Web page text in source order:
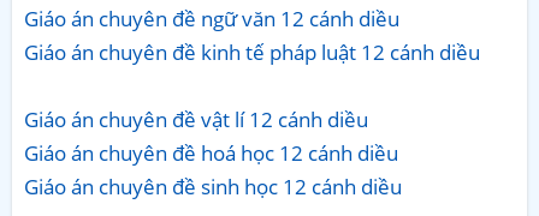
Giáo án chuyên đề ngữ văn 12 cánh diều
Giáo án chuyên đề kinh tế pháp luật 12 cánh diều
Giáo án chuyên đề vật lí 12 cánh diều
Giáo án chuyên đề hoá học 12 cánh diều
Giáo án chuyên đề sinh học 12 cánh diều